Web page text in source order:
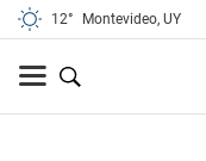
12° Montevideo, UY